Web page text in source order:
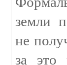
земли
не
за это